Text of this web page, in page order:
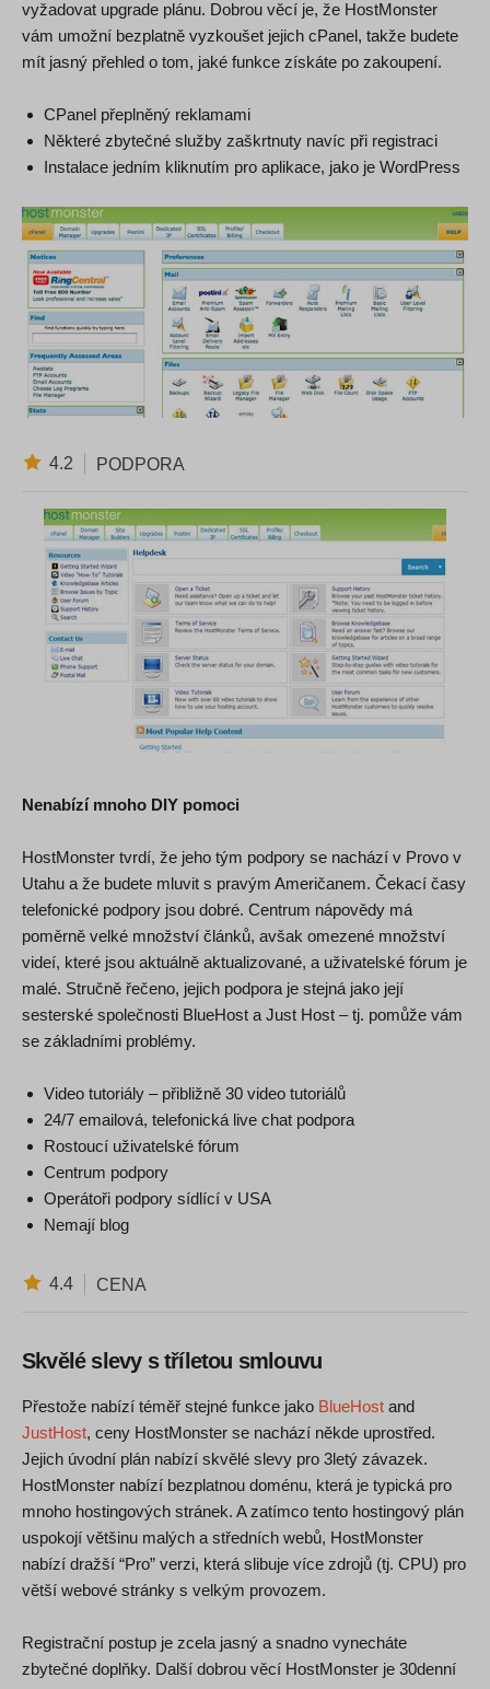
vyžadovat upgrade plánu. Dobrou věcí je, že HostMonster
vám umožní bezplatně vyzkoušet jejich cPanel, takže budete
mít jasný přehled o tom, jaké funkce získáte po zakoupení.
CPanel přeplněný reklamami
Některé zbytečné služby zaškrtnuty navíc při registraci
Instalace jedním kliknutím pro aplikace, jako je WordPress
4.2 PODPORA
Nenabízí mnoho DIY pomoci
HostMonster tvrdí, že jeho tým podpory se nachází v Provo v
Utahu a že budete mluvit s pravým Američanem. Čekací časy
telefonické podpory jsou dobré. Centrum nápovědy má
poměrně velké množství článků, avšak omezené množství
videí, které jsou aktuálně aktualizované, a uživatelské fórum je
malé. Stručně řečeno, jejich podpora je stejná jako její
sesterské společnosti BlueHost a Just Host – tj. pomůže vám
se základními problémy.
Video tutoriály – přibližně 30 video tutoriálů
24/7 emailová, telefonická live chat podpora
Rostoucí uživatelské fórum
Centrum podpory
Operátoři podpory sídlící v USA
Nemají blog
4.4 CENA
Skvělé slevy s tříletou smlouvu
Přestože nabízí téměř stejné funkce jako BlueHost and
JustHost, ceny HostMonster se nachází někde uprostřed.
Jejich úvodní plán nabízí skvělé slevy pro 3letý závazek.
HostMonster nabízí bezplatnou doménu, která je typická pro
mnoho hostingových stránek. A zatímco tento hostingový plán
uspokojí většinu malých a středních webů, HostMonster
nabízí dražší “Pro” verzi, která slibuje více zdrojů (tj. CPU) pro
větší webové stránky s velkým provozem.
Registrační postup je zcela jasný a snadno vynecháte
zbytečné doplňky. Další dobrou věcí HostMonster je 30denní